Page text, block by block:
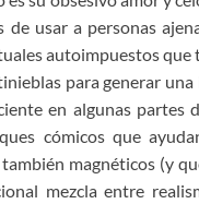
de usar a personas
autoimpuestos
para generar
en algunas partes
cómicos que
magnéticos (y
mezcla entre